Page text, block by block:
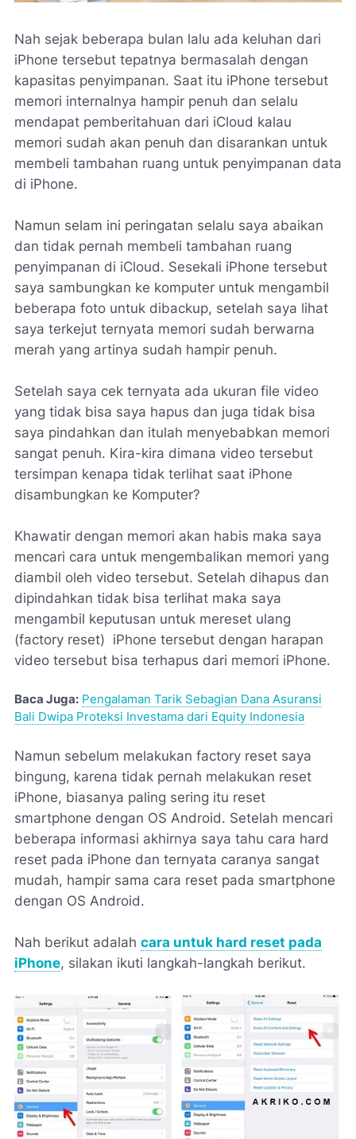
Nah sejak beberapa bulan lalu ada keluhan dari
iPhone tersebut tepatnya bermasalah dengan
kapasitas penyimpanan. Saat itu iPhone tersebut
memori internalnya hampir penuh dan selalu
mendapat pemberitahuan dari iCloud kalau
memori sudah akan penuh dan disarankan untuk
membeli tambahan ruang untuk penyimpanan data
di iPhone.
Namun selam ini peringatan selalu saya abaikan
dan tidak pernah membeli tambahan ruang
penyimpanan di iCloud. Sesekali iPhone tersebut
saya sambungkan ke komputer untuk mengambil
beberapa foto untuk dibackup, setelah saya lihat
saya terkejut ternyata memori sudah berwarna
merah yang artinya sudah hampir penuh.
Setelah saya cek ternyata ada ukuran file video
yang tidak bisa saya hapus dan juga tidak bisa
saya pindahkan dan itulah menyebabkan memori
sangat penuh. Kira-kira dimana video tersebut
tersimpan kenapa tidak terlihat saat iPhone
disambungkan ke Komputer?
Khawatir dengan memori akan habis maka saya
mencari cara untuk mengembalikan memori yang
diambil oleh video tersebut. Setelah dihapus dan
dipindahkan tidak bisa terlihat maka saya
mengambil keputusan untuk mereset ulang
(factory reset) iPhone tersebut dengan harapan
video tersebut bisa terhapus dari memori iPhone.
Baca Juga: Pengalaman Tarik Sebagian Dana Asuransi
Bali Dwipa Proteksi Investama dari Equity Indonesia
Namun sebelum melakukan factory reset saya
bingung, karena tidak pernah melakukan reset
iPhone, biasanya paling sering itu reset
smartphone dengan OS Android. Setelah mencari
beberapa informasi akhirnya saya tahu cara hard
reset pada iPhone dan ternyata caranya sangat
mudah, hampir sama cara reset pada smartphone
dengan OS Android.
Nah berikut adalah cara untuk hard reset pada
iPhone, silakan ikuti langkah-langkah berikut.